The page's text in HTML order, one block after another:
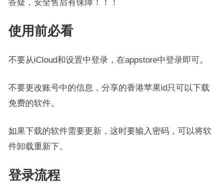
答疑，安全售后有保障！！！
使用前必看
不要从iCloud和设置中登录，在appstore中登录即可。
不要更改账号中的信息，分享的香港苹果id只可以下载
免费的软件。
如果下载的软件需要更新，这时要输入密码，可以将软
件卸载重新下。
登录流程